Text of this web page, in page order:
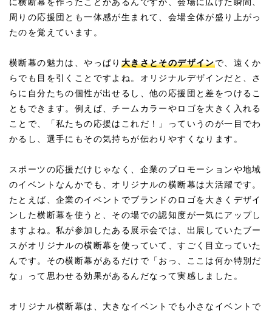
周りの応援団とも一体感が生まれて、会場全体が盛り上がっ
たのを覚えています。
横断幕の魅力 は、やっぱり 大きさとそのデザインで、遠くか
らでも目を引くことですよね。オリジナルデザインだと、さ
らに自分たちの個性が出せるし、他の応援団と差をつけるこ
ともできます。例えば、チームカラーやロゴを大きく入れる
ことで、「私たちの応援はこれだ！」っていうのが一目でわ
かるし、選手にもその気持ちが伝わりやすくなります。
スポーツの応援だけじゃなく、企業のプロモーションや地域
のイベントなんかでも、オリジナルの横断幕は大活躍です。
たとえば、企業のイベントでブランドのロゴを大きくデザイ
ンした横断幕を使うと、その場での認知度が一気にアップし
ますよね。私が参加したある展示会では、出展していたブー
スがオリジナルの横断幕を使っていて、すごく目立っていた
んです。その横断幕があるだけで「おっ、ここは何か特別だ
な」って思わせる効果があるんだなって実感しました。
オリジナル横断幕は、大きなイベントでも小さなイベントで